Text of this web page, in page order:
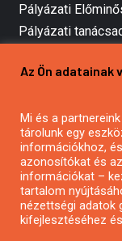
Pályázati
Pályázati
Mezőgazdasági
Pályázatírás civil
Pályázatírás
Pályázatfigyelés
Specifikus
Az Ön adatainak
Mi és a
tárolunk egy
információkhoz,
azonosítókat és
információkat –
tartalom
nézettségi adatok
kifejlesztéséhez